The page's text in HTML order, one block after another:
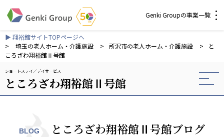
Genki Groupの事業一覧
介護・福祉
社会福祉法人 元気村グループ
社会福祉法人元気村
社会福祉法人長寿の森
▶ 翔裕館サイトTOPページへ
>
埼玉の老人ホーム・介護施設 > 所沢市の老人ホーム・介護施設 >
と
ころざわ翔裕館Ⅱ号館
ショートステイ デイサービス
ところざわ翔裕館Ⅱ号館
BLOG ところざわ翔裕館Ⅱ号館ブログ